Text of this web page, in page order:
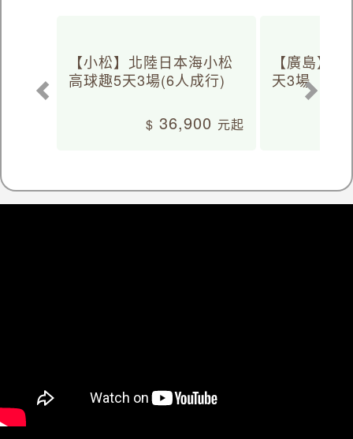
【小松】北陸日本海小松
高球趣5天3場(6人成行)
36,900
【廣島】
天3場